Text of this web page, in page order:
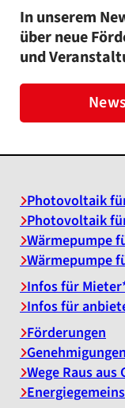
In unserem
über neue
und
Photovoltaik
Photovoltaik
Wärmepumpe
Wärmepumpe
Infos für
Infos für
Förderungen
Wege Raus aus